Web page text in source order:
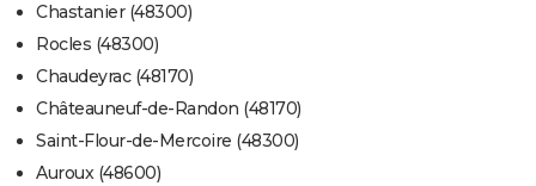
Chastanier (48300)
Rocles (48300)
Chaudeyrac (48170)
Châteauneuf-de-Randon (48170)
Saint-Flour-de-Mercoire (48300)
Auroux (48600)